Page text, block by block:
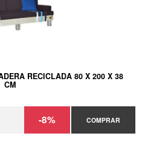
RECICLADA 80 X 200 X 38
CM
-8% COMPRAR